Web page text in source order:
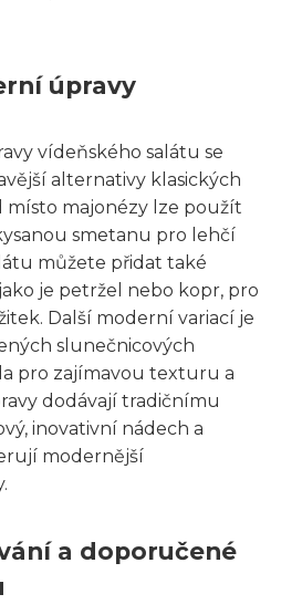
úpravy
vídeňského salátu se
alternativy klasických
místo majonézy lze použít
smetanu pro lehčí
můžete přidat také
je petržel nebo kopr, pro
Další moderní variací je
slunečnicových
pro zajímavou texturu a
dodávají tradičnímu
inovativní nádech a
modernější
a doporučené